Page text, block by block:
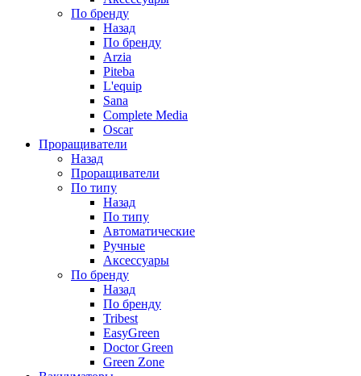
По бренду
Назад
По бренду
Arzia
Piteba
L'equip
Sana
Complete Media
Oscar
Проращиватели
Назад
Проращиватели
По типу
Назад
По типу
Автоматические
Ручные
Аксессуары
По бренду
Назад
По бренду
Tribest
EasyGreen
Doctor Green
Green Zone